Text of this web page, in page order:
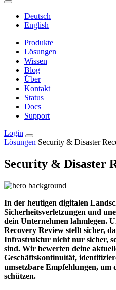
Deutsch
English
Produkte
Lösungen
Wissen
Blog
Über
Kontakt
Status
Docs
Support
Login
Lösungen Security & Disaster
Security & Disaster
In der heutigen digitalen
Sicherheitsverletzungen und
dein Unternehmen lahmlegen.
Recovery Review stellt sicher,
Infrastruktur nicht nur sicher,
sind. Wir bewerten deine
Geschäftskontinuität,
umsetzbare Empfehlungen, um
schützen.